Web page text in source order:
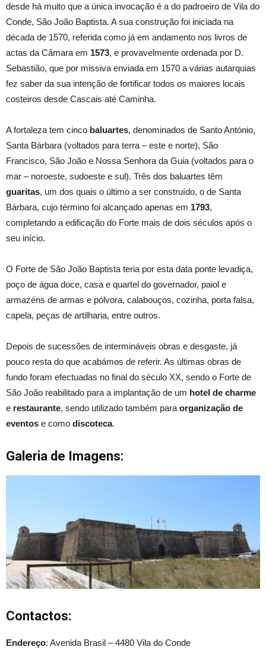
desde há muito que a única invocação é a do padroeiro de Vila do
Conde, São João Baptista. A sua construção foi iniciada na
década de 1570, referida como já em andamento nos livros de
actas da Câmara em 1573, e provavelmente ordenada por D.
Sebastião, que por missiva enviada em 1570 a várias autarquias
fez saber da sua intenção de fortificar todos os maiores locais
costeiros desde Cascais até Caminha.
A fortaleza tem cinco baluartes, denominados de Santo António,
Santa Bárbara (voltados para terra – este e norte), São
Francisco, São João e Nossa Senhora da Guia (voltados para o
mar – noroeste, sudoeste e sul). Três dos baluartes têm
guaritas, um dos quais o último a ser construído, o de Santa
Bárbara, cujo término foi alcançado apenas em 1793,
completando a edificação do Forte mais de dois séculos após o
seu início.
O Forte de São João Baptista teria por esta data ponte levadiça,
poço de água doce, casa e quartel do governador, paiol e
armazéns de armas e pólvora, calabouços, cozinha, porta falsa,
capela, peças de artilharia, entre outros.
Depois de sucessões de intermináveis obras e desgaste, já
pouco resta do que acabámos de referir. As últimas obras de
fundo foram efectuadas no final do século XX, sendo o Forte de
São João reabilitado para a implantação de um hotel de charme
e restaurante, sendo utilizado também paraorganização de
eventos e como discoteca.
Galeria de Imagens:
Contactos:
Endereço: Avenida Brasil – 4480 Vila do Conde